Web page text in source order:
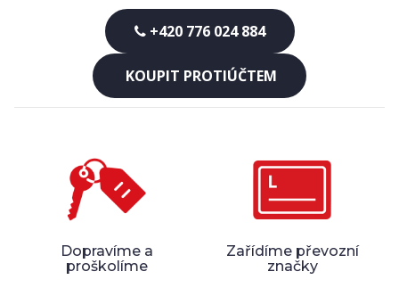
+420 776 024 884
KOUPIT PROTIÚČTEM
Dopravíme a
proškolíme
Zařídíme převozní
značky